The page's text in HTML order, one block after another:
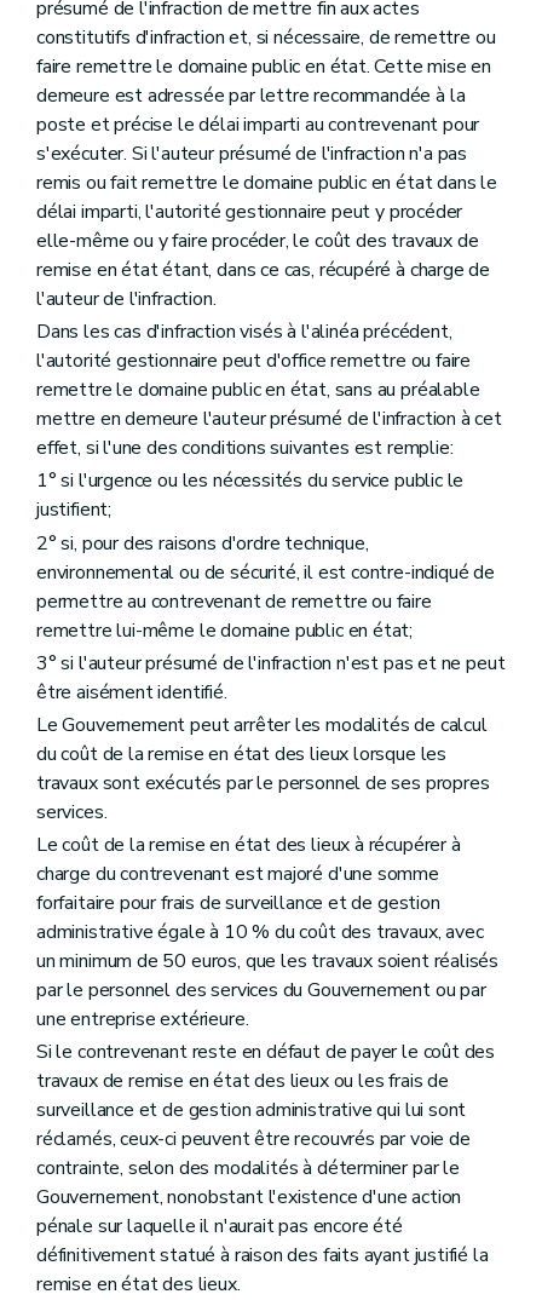
présumé de l'infraction de mettre fin aux actes
constitutifs d'infraction et, si nécessaire, de remettre ou
faire remettre le domaine public en état. Cette mise en
demeure est adressée par lettre recommandée à la
poste et précise le délai imparti au contrevenant pour
s'exécuter. Si l'auteur présumé de l'infraction n'a pas
remis ou fait remettre le domaine public en état dans le
délai imparti, l'autorité gestionnaire peut y procéder
elle-même ou y faire procéder, le coût des travaux de
remise en état étant, dans ce cas, récupéré à charge de
l'auteur de l'infraction.
Dans les cas d'infraction visés à l'alinéa précédent,
l'autorité gestionnaire peut d'office remettre ou faire
remettre le domaine public en état, sans au préalable
mettre en demeure l'auteur présumé de l'infraction à cet
effet, si l'une des conditions suivantes est remplie:
1° si l'urgence ou les nécessités du service public le
justifient;
2° si, pour des raisons d'ordre technique,
environnemental ou de sécurité, il est contre-indiqué de
permettre au contrevenant de remettre ou faire
remettre lui-même le domaine public en état;
3° si l'auteur présumé de l'infraction n'est pas et ne peut
être aisément identifié.
Le Gouvernement peut arrêter les modalités de calcul
du coût de la remise en état des lieux lorsque les
travaux sont exécutés par le personnel de ses propres
services.
Le coût de la remise en état des lieux à récupérer à
charge du contrevenant est majoré d'une somme
forfaitaire pour frais de surveillance et de gestion
administrative égale à 10 % du coût des travaux, avec
un minimum de 50 euros, que les travaux soient réalisés
par le personnel des services du Gouvernement ou par
une entreprise extérieure.
Si le contrevenant reste en défaut de payer le coût des
travaux de remise en état des lieux ou les frais de
surveillance et de gestion administrative qui lui sont
réclamés, ceux-ci peuvent être recouvrés par voie de
contrainte, selon des modalités à déterminer par le
Gouvernement, nonobstant l'existence d'une action
pénale sur laquelle il n'aurait pas encore été
définitivement statué à raison des faits ayant justifié la
remise en état des lieux.